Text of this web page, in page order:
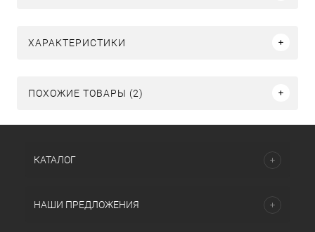
ХАРАКТЕРИСТИКИ
ПОХОЖИЕ ТОВАРЫ (2)
КАТАЛОГ
НАШИ ПРЕДЛОЖЕНИЯ